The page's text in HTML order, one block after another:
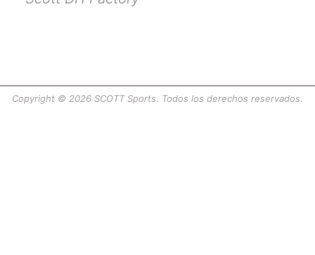
Copyright © 2026 SCOTT Sports. Todos los derechos reservados.